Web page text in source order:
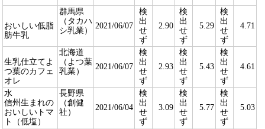
おいしい低脂
肪牛乳
群馬県
（タカハ
シ乳業）
2021/06/07
検
出
せ
ず
2.90
検
出
せ
ず
5.29
検
出
せ
ず
4.71
生乳仕立てよ
つ葉のカフェ
オレ
北海道
（よつ葉
乳業）
2021/06/07
検
出
せ
ず
2.93
検
出
せ
ず
5.43
検
出
せ
ず
4.61
水
信州生まれの
おいしいトマ
ト（低塩）
長野県
（創健
社）
2021/06/04
検
出
せ
ず
3.09
検
出
せ
ず
5.77
検
出
せ
ず
5.03